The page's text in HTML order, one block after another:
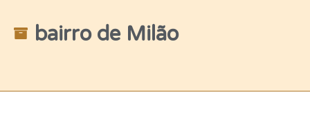
bairro de Milão